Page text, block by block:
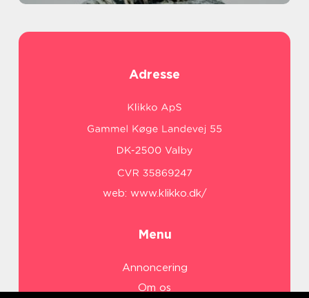
Adresse
web: www.klikko.dk/
Menu
Annoncering
Om os